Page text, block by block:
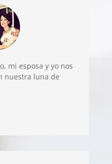
mi esposa y yo nos
nuestra luna de